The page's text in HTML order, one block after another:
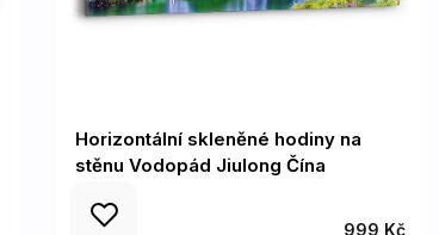
Horizontální skleněné hodiny na
stěnu Vodopád Jiulong Čína
999 Kč